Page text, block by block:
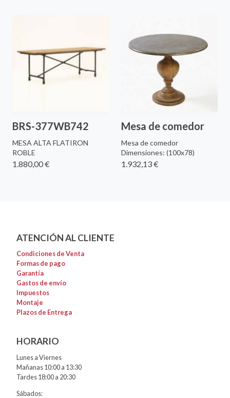
BRS-377WB742
MESA ALTA FLATIRON
ROBLE
1.880,00 €
Mesa de comedor
Mesa de comedor
Dimensiones: (100x78)
1.932,13 €
ATENCIÓN AL CLIENTE
Condiciones de Venta
Formas de pago
Garantía
Gastos de envío
Impuestos
Montaje
Plazos de Entrega
HORARIO
Lunes a Viernes
Mañanas 10:00 a 13:30
Tardes 18:00 a 20:30
Sábados: